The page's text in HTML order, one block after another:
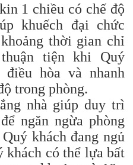
1 chiều có chế độ
khuếch đại chức
thời gian chỉ
tiện khi Quý
hòa và nhanh
trong phòng.
nhà giúp duy trì
ngăn ngừa phòng
khách đang ngủ
khách có thể lựa bất